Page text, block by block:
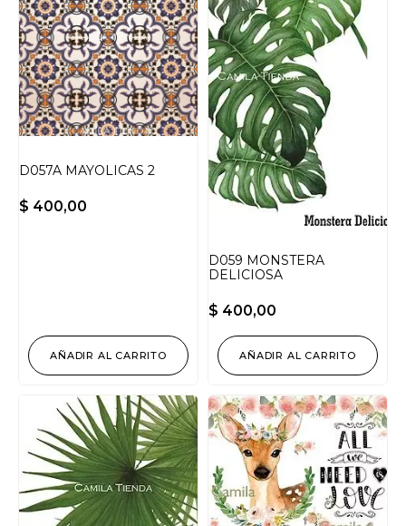
D057A MAYOLICAS 2
$ 400,00
AÑADIR AL CARRITO
D059 MONSTERA
DELICIOSA
$ 400,00
AÑADIR AL CARRITO